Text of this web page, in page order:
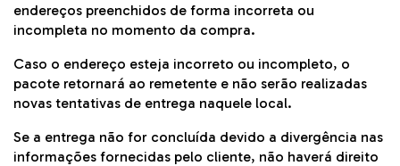
endereços preenchidos de forma incorreta ou
incompleta no momento da compra.
Caso o endereço esteja incorreto ou incompleto, o
pacote retornará ao remetente e não serão realizadas
novas tentativas de entrega naquele local.
Se a entrega não for concluída devido a divergência nas
informações fornecidas pelo cliente, não haverá direito